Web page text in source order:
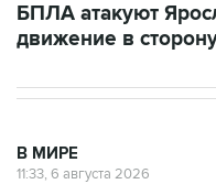
БПЛА атакуют
движение в
В МИРЕ
11:33, 6 августа 2026